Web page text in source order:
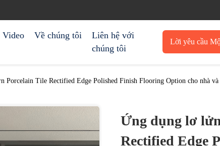
Video Về chúng tôi
Liên hệ với
chúng tôi
Lời yêu cầu
Porcelain Tile Rectified Edge Polished Finish Flooring Option cho nhà và
Ứng dụng lơ
Rectified Edge